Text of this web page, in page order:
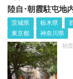
陸自･朝霞駐屯地
茨城県 栃木県
東京都
神奈川県
朝